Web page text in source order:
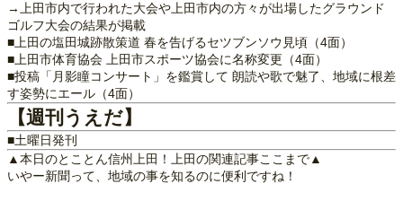
→上田市内で行われた大会や上田市内の方々が出場したグラウンド
ゴルフ大会の結果が掲載
■上田の塩田城跡散策道 春を告げるセツブンソウ見頃（4面）
■上田市体育協会 上田市スポーツ協会に名称変更（4面）
■投稿「月影瞳コンサート」を鑑賞して 朗読や歌で魅了、地域に根差
す姿勢にエール（4面）
【週刊うえだ】
■土曜日発刊
▲本日のとことん信州上田！上田の関連記事ここまで▲
いやー新聞って、地域の事を知るのに便利ですね！